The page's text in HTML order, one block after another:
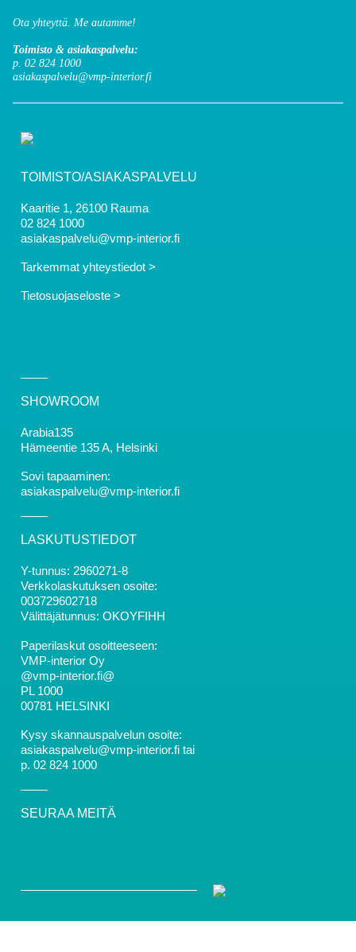
Ota yhteyttä. Me autamme!
Toimisto & asiakaspalvelu:
p. 02 824 1000
asiakaspalvelu@vmp-interior.fi
TOIMISTO/ASIAKASPALVELU
Kaaritie 1, 26100 Rauma
02 824 1000
asiakaspalvelu@vmp-interior.fi
Tarkemmat yhteystiedot >
Tietosuojaseloste >
SHOWROOM
Arabia135
Hämeentie 135 A, Helsinki
Sovi tapaaminen:
asiakaspalvelu@vmp-interior.fi
LASKUTUSTIEDOT
Y-tunnus: 2960271-8
Verkkolaskutuksen osoite:
003729602718
Välittäjätunnus: OKOYFIHH
Paperilaskut osoitteeseen:
VMP-interior Oy
@vmp-interior.fi@
PL 1000
00781 HELSINKI
Kysy skannauspalvelun osoite:
asiakaspalvelu@vmp-interior.fi tai
p. 02 824 1000
SEURAA MEITÄ